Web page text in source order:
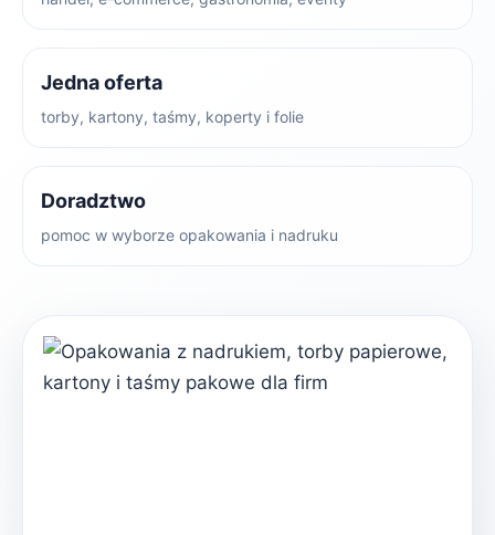
Jedna oferta
torby, kartony, taśmy, koperty i folie
Doradztwo
pomoc w wyborze opakowania i nadruku